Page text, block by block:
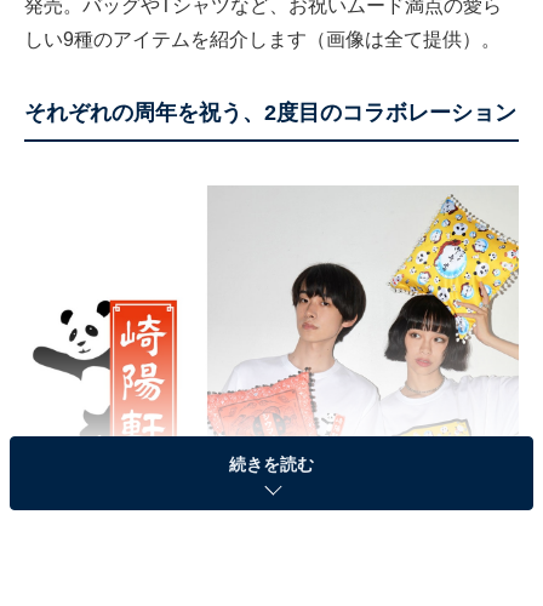
発売。バッグやTシャツなど、お祝いムード満点の愛ら
しい9種のアイテムを紹介します（画像は全て提供）。
それぞれの周年を祝う、2度目のコラボレーション
続きを読む